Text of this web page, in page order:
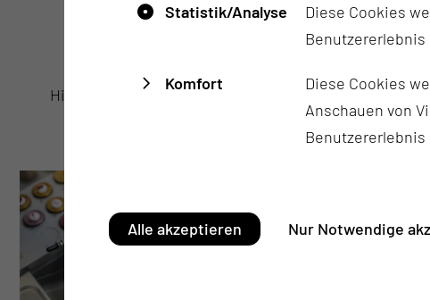
Histologie-/Zytologie-Fälle werden im Jahr
Statistik/Analyse
Diese Cookies
Komfort
Diese Cookies
Anschauen von
Alle akzeptieren Nur Notwendige